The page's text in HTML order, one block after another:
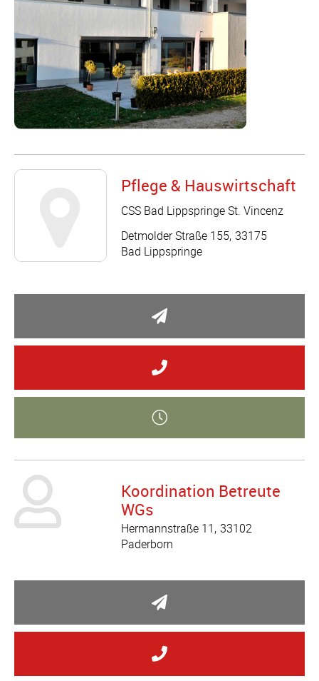
Pflege & Hauswirtschaft
CSS Bad Lippspringe St. Vincenz
Detmolder Straße 155 33175
Bad Lippspringe
Koordination Betreute
WGs
Hermannstraße 11 33102
Paderborn